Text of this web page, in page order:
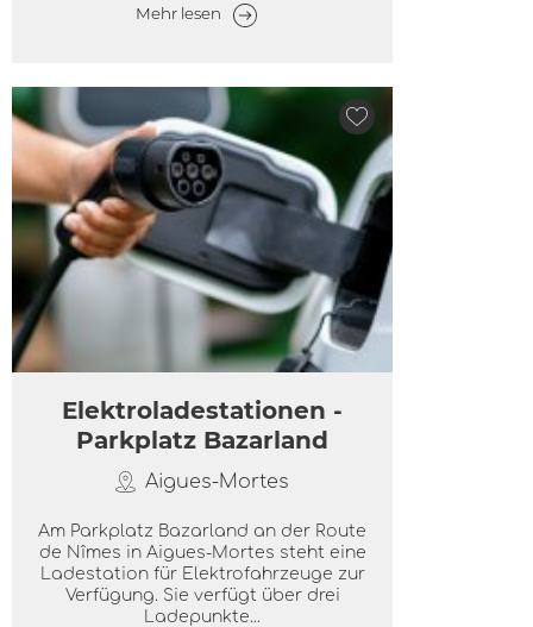
Mehr lesen
Elektroladestationen -
Parkplatz Bazarland
Aigues-Mortes
Am Parkplatz Bazarland an der Route
de Nîmes in Aigues-Mortes steht eine
Ladestation für Elektrofahrzeuge zur
Verfügung. Sie verfügt über drei
Ladepunkte...